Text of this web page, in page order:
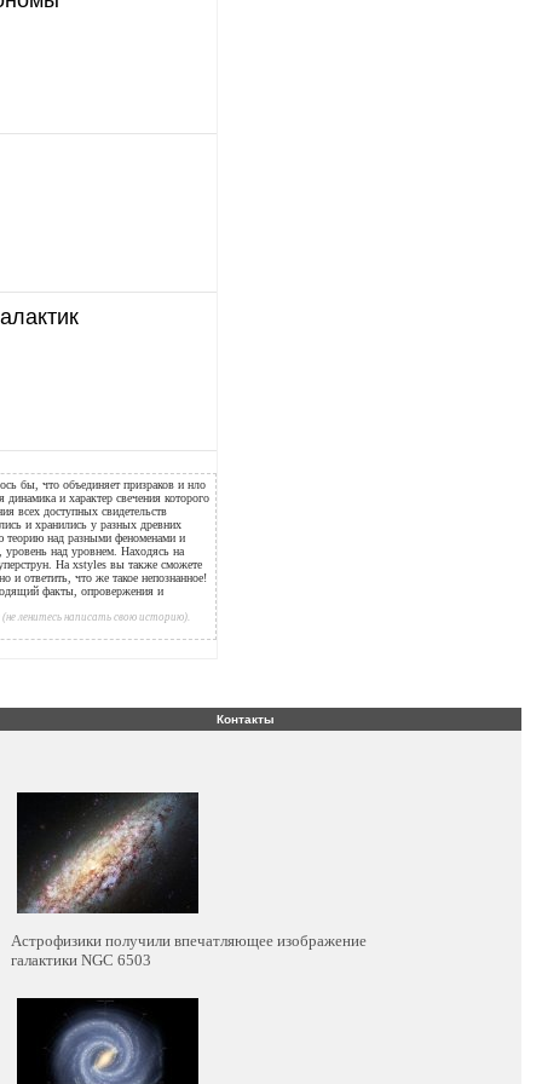
бы, что объединяет призраков и нло
и характер свечения которого
всех доступных свидетельств
и хранились у разных древних
теорию над разными феноменами и
уровень над уровнем. Находясь на
На xstyles вы также сможете
и ответить, что же такое непознанное!
факты, опровержения и
ленитесь написать свою историю).
Контакты
Астрофизики получили впечатляющее изображение
галактики NGC 6503